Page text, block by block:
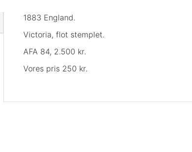
1883 England.
Victoria, flot stemplet.
AFA 84, 2.500 kr.
Vores pris 250 kr.